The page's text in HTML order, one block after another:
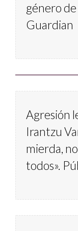
género
Guardian
Agresión
Irantzu
mierda,
todos».